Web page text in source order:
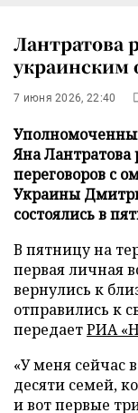
Лантратова
украинским
7 июня 2026, 22:40
Яна Лантратова
переговоров с
Украины
состоялись в
В пятницу на
первая личная
вернулись к
отправились к
передаетРИА
«У меня сейчас
десяти семей,
и вот первые